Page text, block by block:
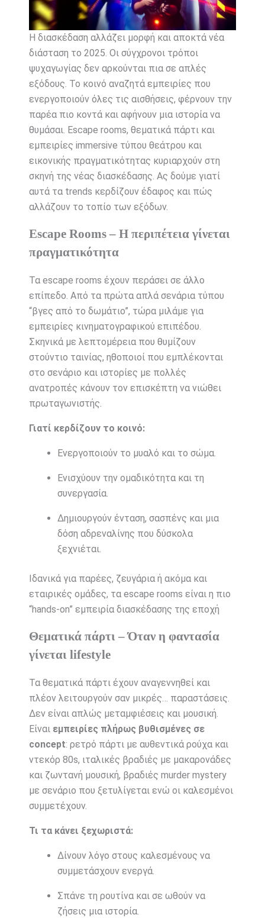
Η διασκέδαση αλλάζει μορφή και αποκτά νέα
διάσταση το 2025. Οι σύγχρονοι τρόποι
ψυχαγωγίας δεν αρκούνται πια σε απλές
εξόδους. Το κοινό αναζητά εμπειρίες που
ενεργοποιούν όλες τις αισθήσεις, φέρνουν την
παρέα πιο κοντά και αφήνουν μια ιστορία να
θυμάσαι. Escape rooms, θεματικά πάρτι και
εμπειρίες immersive τύπου θεάτρου και
εικονικής πραγματικότητας κυριαρχούν στη
σκηνή της νέας διασκέδασης. Ας δούμε γιατί
αυτά τα trends κερδίζουν έδαφος και πώς
αλλάζουν το τοπίο των εξόδων.
Escape Rooms – Η περιπέτεια γίνεται
πραγματικότητα
Τα escape rooms έχουν περάσει σε άλλο
επίπεδο. Από τα πρώτα απλά σενάρια τύπου
“βγες από το δωμάτιο”, τώρα μιλάμε για
εμπειρίες κινηματογραφικού επιπέδου.
Σκηνικά με λεπτομέρεια που θυμίζουν
στούντιο ταινίας, ηθοποιοί που εμπλέκονται
στο σενάριο και ιστορίες με πολλές
ανατροπές κάνουν τον επισκέπτη να νιώθει
πρωταγωνιστής.
Γιατί κερδίζουν το κοινό:
Ενεργοποιούν το μυαλό και το σώμα.
Ενισχύουν την ομαδικότητα και τη
συνεργασία.
Δημιουργούν ένταση, σασπένς και μια
δόση αδρεναλίνης που δύσκολα
ξεχνιέται.
Ιδανικά για παρέες, ζευγάρια ή ακόμα και
εταιρικές ομάδες, τα escape rooms είναι η πιο
“hands-on” εμπειρία διασκέδασης της εποχή
Θεματικά πάρτι – Όταν η φαντασία
γίνεται lifestyle
Τα θεματικά πάρτι έχουν αναγεννηθεί και
πλέον λειτουργούν σαν μικρές… παραστάσεις.
Δεν είναι απλώς μεταμφιέσεις και μουσική.
Είναι εμπειρίες πλήρως βυθισμένες σε
concept: ρετρό πάρτι με αυθεντικά ρούχα και
ντεκόρ 80s, ιταλικές βραδιές με μακαρονάδες
και ζωντανή μουσική, βραδιές murder mystery
με σενάριο που ξετυλίγεται ενώ οι καλεσμένοι
συμμετέχουν.
Τι τα κάνει ξεχωριστά:
Δίνουν λόγο στους καλεσμένους να
συμμετάσχουν ενεργά.
Σπάνε τη ρουτίνα και σε ωθούν να
ζήσεις μια ιστορία.